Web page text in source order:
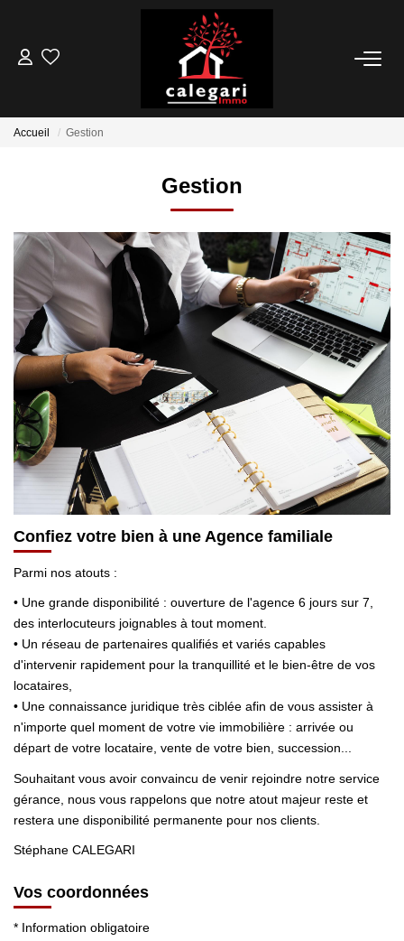
VENTES
ESTIMATION
GESTION
NOTRE AGENCE
Qui Sommes Nous
Notre Équipe
Nos Actualités
CONTACT
Accueil Gestion
Gestion
Confiez votre bien à une Agence familiale
Parmi nos atouts :
• Une grande disponibilité : ouverture de l'agence 6 jours sur 7,
des interlocuteurs joignables à tout moment.
• Un réseau de partenaires qualifiés et variés capables
d'intervenir rapidement pour la tranquillité et le bien-être de vos
locataires,
• Une connaissance juridique très ciblée afin de vous assister à
n'importe quel moment de votre vie immobilière : arrivée ou
départ de votre locataire, vente de votre bien, succession...
Souhaitant vous avoir convaincu de venir rejoindre notre service
gérance, nous vous rappelons que notre atout majeur reste et
restera une disponibilité permanente pour nos clients.
Stéphane CALEGARI
Vos coordonnées
* Information obligatoire